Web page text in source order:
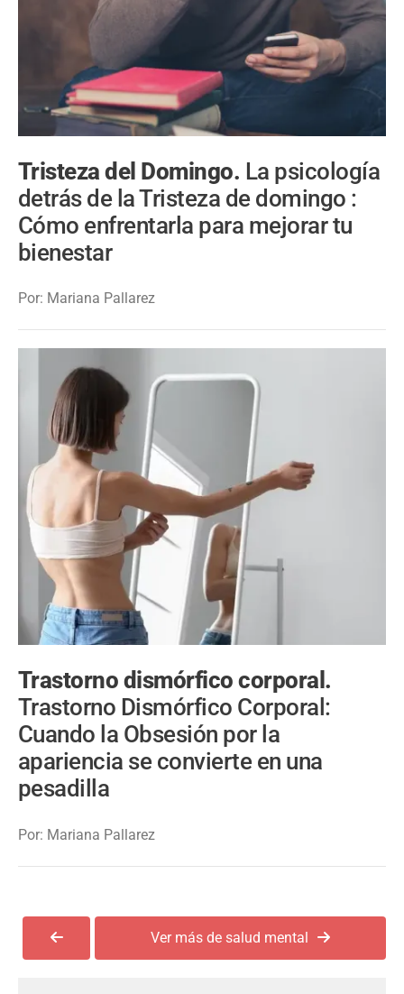
Tristeza del Domingo. La psicología
detrás de la Tristeza de domingo :
Cómo enfrentarla para mejorar tu
bienestar
Por: Mariana Pallarez
Trastorno dismórfico corporal.
Trastorno Dismórfico Corporal:
Cuando la Obsesión por la
apariencia se convierte en una
pesadilla
Por: Mariana Pallarez
Ver más de salud mental